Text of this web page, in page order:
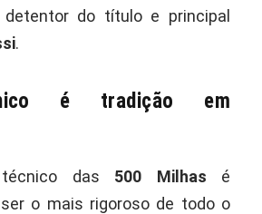
do título e principal
.
é tradição em
das 500 Milhas é
o mais rigoroso de todo o